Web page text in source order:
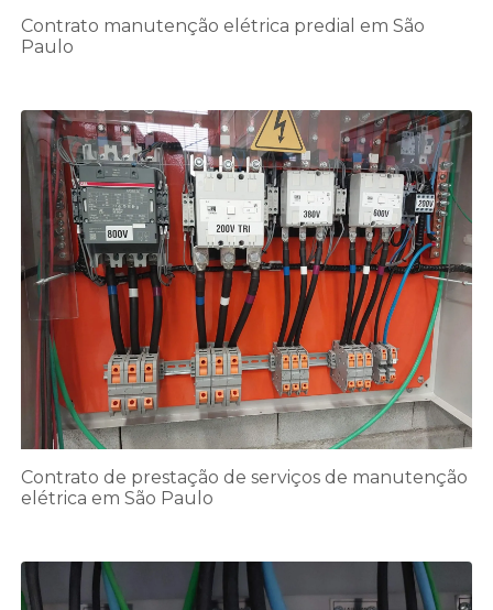
Contrato manutenção elétrica predial em São
Paulo
Contrato de prestação de serviços de manutenção
elétrica em São Paulo